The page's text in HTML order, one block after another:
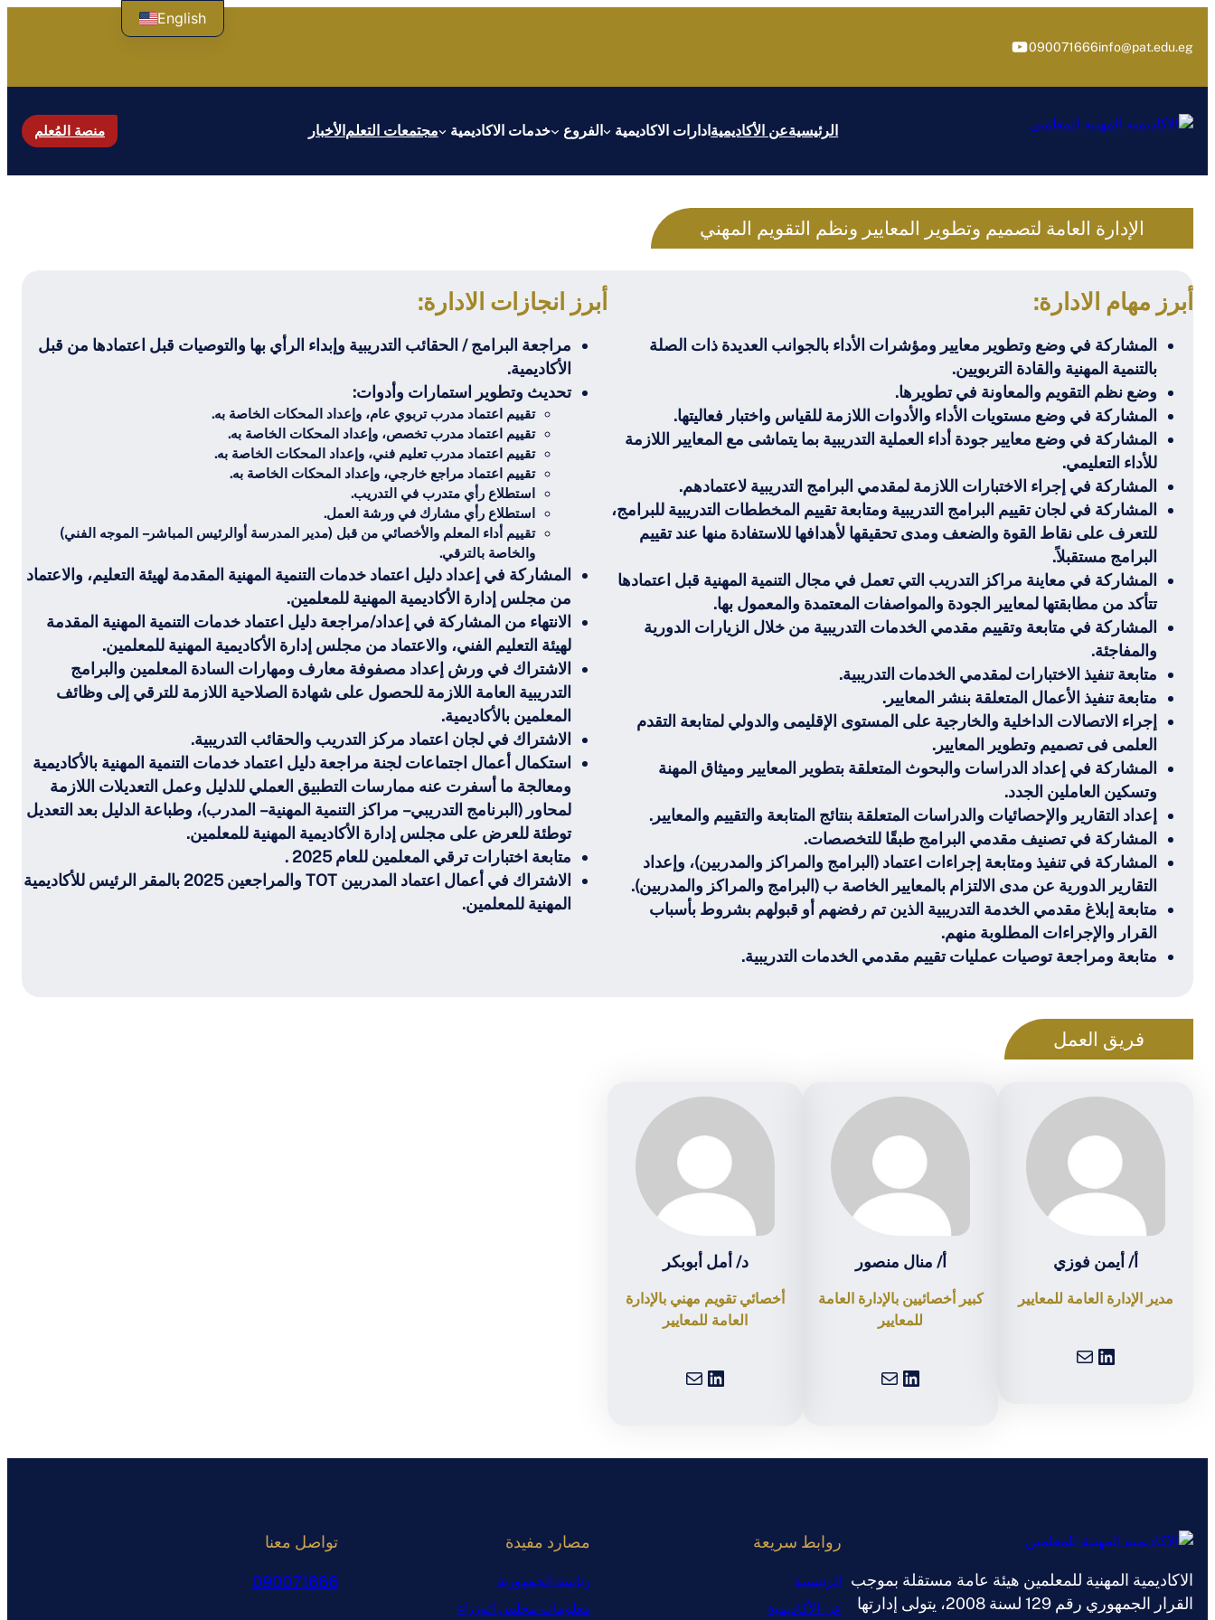
المحتوى
info@pat.edu.eg
090071666يوتيوب
الرئيسيةعن الأكاديميةادارات الاكاديمية الفروع خدمات الاكاديمية مجتمعات التعلمالأخبار منصة المُعلم
الإدارة العامة لتصميم وتطوير المعايير ونظم التقويم المهني
أبرز مهام الادارة:
المشاركة في وضع وتطوير معايير ومؤشرات الأداء بالجوانب العديدة ذات الصلة
بالتنمية المهنية والقادة التربويين.
وضع نظم التقويم والمعاونة في تطويرها.
المشاركة في وضع مستويات الأداء والأدوات اللازمة للقياس واختبار فعاليتها.
المشاركة في وضع معايير جودة أداء العملية التدريبية بما يتماشى مع المعايير اللازمة
للأداء التعليمي.
المشاركة في إجراء الاختبارات اللازمة لمقدمي البرامج التدريبية لاعتمادهم.
المشاركة في لجان تقييم البرامج التدريبية ومتابعة تقييم المخططات التدريبية للبرامج،
للتعرف على نقاط القوة والضعف ومدى تحقيقها لأهدافها للاستفادة منها عند تقييم
البرامج مستقبلاً.
المشاركة في معاينة مراكز التدريب التي تعمل في مجال التنمية المهنية قبل اعتمادها
تتأكد من مطابقتها لمعايير الجودة والمواصفات المعتمدة والمعمول بها.
المشاركة في متابعة وتقييم مقدمي الخدمات التدريبية من خلال الزيارات الدورية
والمفاجئة.
متابعة تنفيذ الاختبارات لمقدمي الخدمات التدريبية.
متابعة تنفيذ الأعمال المتعلقة بنشر المعايير.
إجراء الاتصالات الداخلية والخارجية على المستوى الإقليمى والدولي لمتابعة التقدم
العلمى فى تصميم وتطوير المعايير.
المشاركة في إعداد الدراسات والبحوث المتعلقة بتطوير المعايير وميثاق المهنة
وتسكين العاملين الجدد.
إعداد التقارير والإحصائيات والدراسات المتعلقة بنتائج المتابعة والتقييم والمعايير.
المشاركة في تصنيف مقدمي البرامج طبقًا للتخصصات.
المشاركة في تنفيذ ومتابعة إجراءات اعتماد (البرامج والمراكز والمدربين)، وإعداد
التقارير الدورية عن مدى الالتزام بالمعايير الخاصة ب (البرامج والمراكز والمدربين).
متابعة إبلاغ مقدمي الخدمة التدريبية الذين تم رفضهم أو قبولهم بشروط بأسباب
القرار والإجراءات المطلوبة منهم.
متابعة ومراجعة توصيات عمليات تقييم مقدمي الخدمات التدريبية.
أبرز انجازات الادارة:
مراجعة البرامج / الحقائب التدريبية وإبداء الرأي بها والتوصيات قبل اعتمادها من قبل
الأكاديمية.
تحديث وتطوير استمارات وأدوات:
تقييم اعتماد مدرب تربوي عام، وإعداد المحكات الخاصة به.
تقييم اعتماد مدرب تخصص، وإعداد المحكات الخاصة به.
تقييم اعتماد مدرب تعليم فني، وإعداد المحكات الخاصة به.
تقييم اعتماد مراجع خارجي، وإعداد المحكات الخاصة به.
استطلاع رأي متدرب في التدريب.
استطلاع رأي مشارك في ورشة العمل.
تقييم أداء المعلم والأخصائي من قبل (مدير المدرسة أوالرئيس المباشر – الموجه الفني)
والخاصة بالترقي.
المشاركة في إعداد دليل اعتماد خدمات التنمية المهنية المقدمة لهيئة التعليم، والاعتماد
من مجلس إدارة الأكاديمية المهنية للمعلمين.
الانتهاء من المشاركة في إعداد/مراجعة دليل اعتماد خدمات التنمية المهنية المقدمة
لهيئة التعليم الفني، والاعتماد من مجلس إدارة الأكاديمية المهنية للمعلمين.
الاشتراك في ورش إعداد مصفوفة معارف ومهارات السادة المعلمين والبرامج
التدريبية العامة اللازمة للحصول على شهادة الصلاحية اللازمة للترقي إلى وظائف
المعلمين بالأكاديمية.
الاشتراك في لجان اعتماد مركز التدريب والحقائب التدريبية.
استكمال أعمال اجتماعات لجنة مراجعة دليل اعتماد خدمات التنمية المهنية بالأكاديمية
ومعالجة ما أسفرت عنه ممارسات التطبيق العملي للدليل وعمل التعديلات اللازمة
لمحاور (البرنامج التدريبي – مراكز التنمية المهنية – المدرب)، وطباعة الدليل بعد التعديل
توطئة للعرض على مجلس إدارة الأكاديمية المهنية للمعلمين.
متابعة اختبارات ترقي المعلمين للعام 2025 .
الاشتراك في أعمال اعتماد المدربين TOT والمراجعين 2025 بالمقر الرئيس للأكاديمية
المهنية للمعلمين.
فريق العمل
أ/ أيمن فوزي
مدير الإدارة العامة للمعايير
لينكد إن بريد
أ/ منال منصور
كبير أخصائيين بالإدارة العامة
للمعايير
لينكد إن بريد
د/ أمل أبوبكر
أخصائي تقويم مهني بالإدارة
العامة للمعايير
لينكد إن بريد
الاكاديمية المهنية للمعلمين هيئة عامة مستقلة بموجب
القرار الجمهوري رقم 129 لسنة 2008، يتولى إدارتها
روابط سريعة
الرئيسية
عن الأكاديمية
مصارد مفيدة
رئاسة الجمهورية
معلومات مجلس الوزراء
تواصل معنا
090071666
English